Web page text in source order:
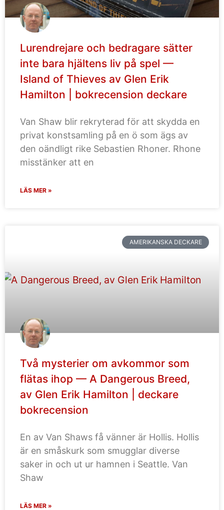
Lurendrejare och bedragare sätter
inte bara hjältens liv på spel —
Island of Thieves av Glen Erik
Hamilton | bokrecension deckare
Van Shaw blir rekryterad för att skydda en
privat konstsamling på en ö som ägs av
den oändligt rike Sebastien Rhoner. Rhone
misstänker att en
LÄS MER »
AMERIKANSKA DECKARE
Två mysterier om avkommor som
flätas ihop — A Dangerous Breed,
av Glen Erik Hamilton | deckare
bokrecension
En av Van Shaws få vänner är Hollis. Hollis
är en småskurk som smugglar diverse
saker in och ut ur hamnen i Seattle. Van
Shaw
LÄS MER »